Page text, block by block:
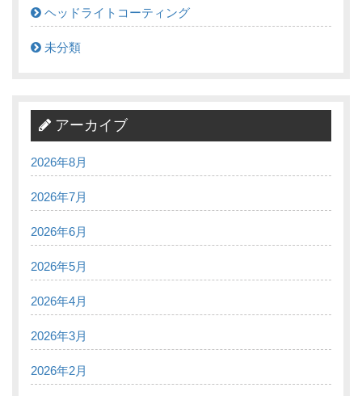
ヘッドライトコーティング
未分類
アーカイブ
2026年8月
2026年7月
2026年6月
2026年5月
2026年4月
2026年3月
2026年2月